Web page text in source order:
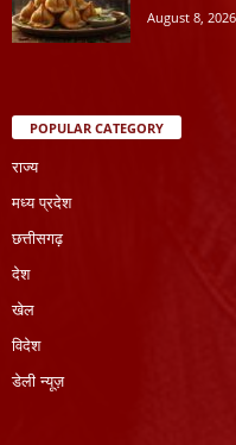
August 8, 2026
POPULAR CATEGORY
राज्य
मध्य प्रदेश
छत्तीसगढ़
देश
खेल
विदेश
डेली न्यूज़